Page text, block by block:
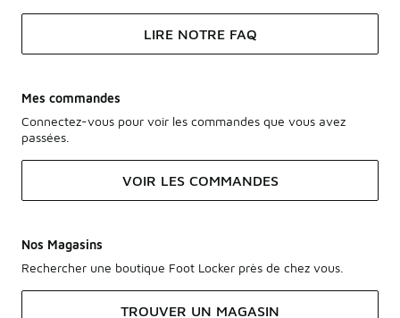
LIRE NOTRE FAQ
Mes commandes
Connectez-vous pour voir les commandes que vous avez
passées.
VOIR LES COMMANDES
Nos Magasins
Rechercher une boutique Foot Locker près de chez vous.
TROUVER UN MAGASIN